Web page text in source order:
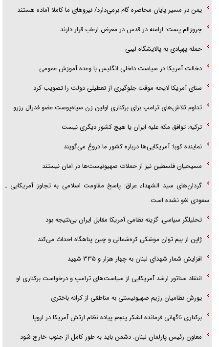
امام حسین (ع) کشته سیرت‌های عصر جاهلی شد
فریاد‌ها و ناله‌های دوستان مبارزدلم را آتش می‌زد
یمن در مسیر پایان محاصره گام برمی‌دارد/ نیرو‌های ما کاملا آماده هستند
جروزالم پست: ارامنه در قدس در معرض ارعاب قرار دارند
حمله پهپادی به پالایشگاه لیبی
دخالت آمریکا در سیاست داخلی انگلیس با وعده آموزش عمومی
سنای آمریکا لایحه موقت جلوگیری از تعطیلی دولت را تصویب کرد
تداوم تلاش‌های ترامپ برای برکناری اولین زن سیاه‌پوست عضو فدرال رزرو
ترکیه: توافق مکه علیه ایران یا هیچ کشور دیگری نیست
نماینده کوبا: آمریکایی‌ها درباره کشور ما دروغ می‌گویند
مسیحیان فلسطین نیز از حملات صهیونیست‌ها در امان نیستند
گردان‌های سید الشهداء عراق: پاسخ مقاومت اسلامی به تجاوز آمریکایی ـ
سعودی لغو نشده است
تحلیلگر سیاسی: گزینه نظامی آمریکا مقابل ایران بی‌نتیجه بود
ژاپن از بیم توان موشکی کره‌شمالی و چین پناهگاه احداث می‌کند
افزایش شمار شهدای لبنان به چهار هزار و ۳۳۵ شهید
انتقاد سناتور ارشد آمریکایی از سیاست‌های ترامپ و درخواست برکناری او
یورش نظامیان رژیم صهیونیستی به مناطقی از کرانه باختری
برکناری ناگهانی فرمانده لشکر پنجم پیاده‌ نظام ارتش آمریکا در اروپا
معاون رئیس پارلمان لبنان: دشمن باید به طور کامل از جنوب خارج شود